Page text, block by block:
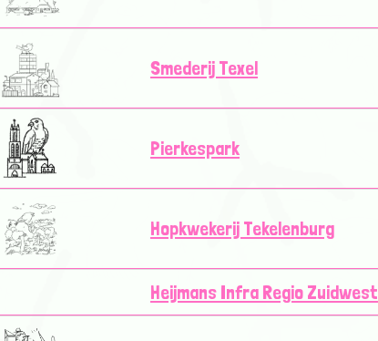
Smederij Texel
Pierkespark
Hopkwekerij Tekelenburg
Heijmans Infra Regio Zuidwest